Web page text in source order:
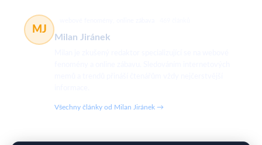
MJ
Milan Jiránek
Všechny články od Milan Jiránek →